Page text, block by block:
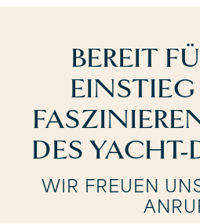
BEREIT
DES YACHT-
WIR FREUEN